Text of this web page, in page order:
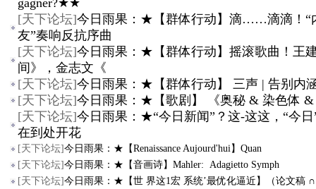
[天下论坛]今日雨果：★【群体行动】滴……滴滴！“
友”奏响反抗序曲
[天下论坛]今日雨果：★【群体行动】摇滚歌曲！王
间》，金志文《
[天下论坛]今日雨果：★【群体行动】 三声 | 告别内
[天下论坛]今日雨果：★【歌剧】 《奥秘 & 染色体 &
[天下论坛]今日雨果：★“今日新闻”？这-这这，“今
在到处开花
[天下论坛]今日雨果：★【Renaissance Aujourd'hui】Quan
[天下论坛]今日雨果：★【音画诗】Mahler: Adagietto Symph
[天下论坛]今日雨果：★【世 界这1宏 系统’最优化逼近】（论文稿